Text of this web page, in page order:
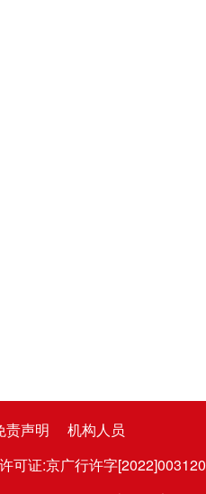
责声明
机构人员
可证:京广行许字